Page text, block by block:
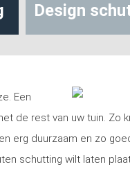
Design
Een
de rest van uw tuin. Zo
erg duurzaam en zo
schutting wilt laten